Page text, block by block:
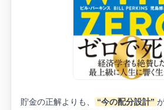
貯金の正解よりも、 “今の配分設計”